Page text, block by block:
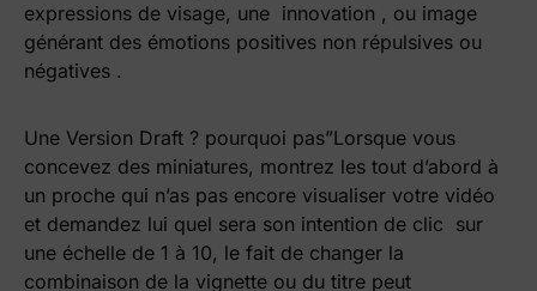
expressions de visage, une innovation , ou image
générant des émotions positives non répulsives ou
négatives .
Une Version Draft ? pourquoi pas”Lorsque vous
concevez des miniatures, montrez les tout d’abord à
un proche qui n’as pas encore visualiser votre vidéo
et demandez lui quel sera son intention de clic sur
une échelle de 1 à 10, le fait de changer la
combinaison de la vignette ou du titre peut